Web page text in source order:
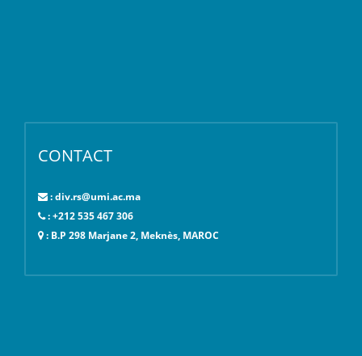
CONTACT
: div.rs@umi.ac.ma
: +212 535 467 306
: B.P 298 Marjane 2, Meknès, MAROC